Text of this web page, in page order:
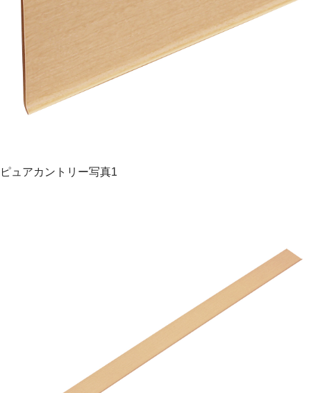
ピュアカントリー写真1